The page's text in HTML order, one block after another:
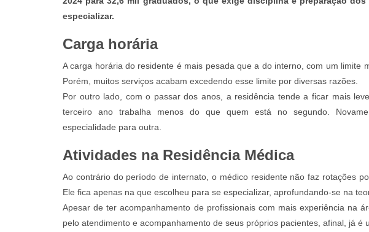
especializar.
Carga horária
A carga horária do residente é mais pesada que a do interno, com um limite
Porém, muitos serviços acabam excedendo esse limite por diversas razões.
Por outro lado, com o passar dos anos, a residência tende a ficar mais
terceiro ano trabalha menos do que quem está no segundo.
especialidade para outra.
Atividades na Residência Médica
Ao contrário do período de internato, o médico residente não faz rotações
Ele fica apenas na que escolheu para se especializar, aprofundando-se na
Apesar de ter acompanhamento de profissionais com mais experiência na
pelo atendimento e acompanhamento de seus próprios pacientes, afinal, já é